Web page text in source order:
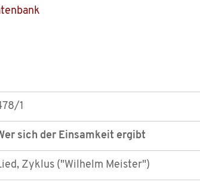
1
sich der Einsamkeit ergibt
Zyklus ("Wilhelm Meister")